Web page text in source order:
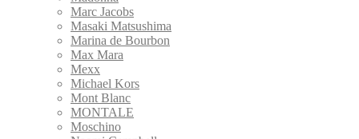
Marc Jacobs
Masaki Matsushima
Marina de Bourbon
Max Mara
Mexx
Michael Kors
Mont Blanc
MONTALE
Moschino